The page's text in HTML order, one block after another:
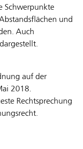
Schwerpunkte
und
Auch
auf der
2018.
Rechtsprechung